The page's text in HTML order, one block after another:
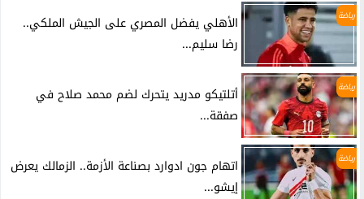
رياضة
الأهلي يفضل المصري على الجيش الملكي..
رضا سليم...
رياضة
أتلتيكو مدريد يتحرك لضم محمد صلاح في
صفقة...
رياضة
اتهام جون ادوارد بصناعة الأزمة.. الزمالك يعرض
إيشو...